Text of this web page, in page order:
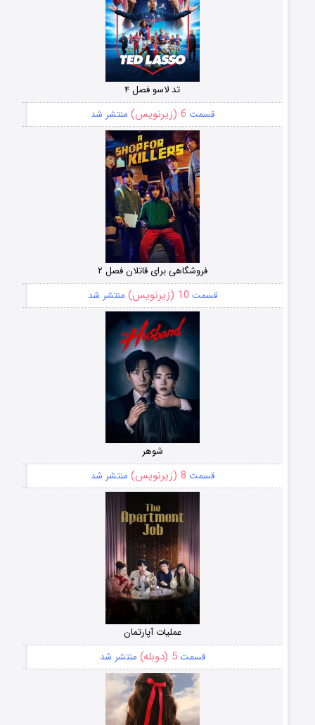
تد لاسو فصل ۴
قسمت 6 (زیرنویس) منتشر شد
فروشگاهی برای قاتلان فصل ۲
قسمت 10 (زیرنویس) منتشر شد
شوهر
قسمت 8 (زیرنویس) منتشر شد
عملیات آپارتمان
قسمت5 (دوبله) منتشر شد